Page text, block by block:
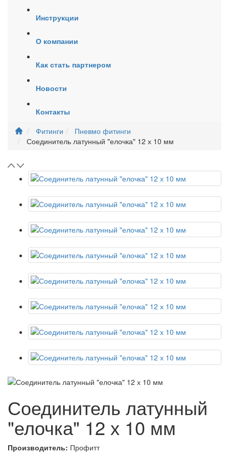
Инструкции
О компании
Как стать партнером
Новости
Контакты
Фитинги
Пневмо фитинги
Соединитель латунный "елочка" 12 х 10 мм
Соединитель латунный
"елочка" 12 х 10 мм
Производитель: Профитт